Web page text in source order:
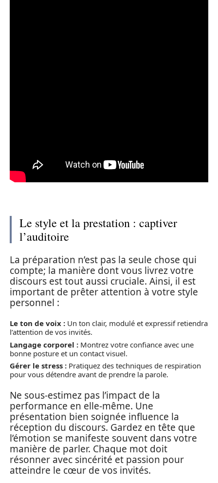
Le style et la prestation : captiver
l’auditoire
La préparation n’est pas la seule chose qui
compte; la manière dont vous livrez votre
discours est tout aussi cruciale. Ainsi, il est
important de prêter attention à votre style
personnel :
Le ton de voix : Un ton clair, modulé et expressif retiendra
l’attention de vos invités.
Langage corporel : Montrez votre confiance avec une
bonne posture et un contact visuel.
Gérer le stress : Pratiquez des techniques de respiration
pour vous détendre avant de prendre la parole.
Ne sous-estimez pas l’impact de la
performance en elle-même. Une
présentation bien soignée influence la
réception du discours. Gardez en tête que
l’émotion se manifeste souvent dans votre
manière de parler. Chaque mot doit
résonner avec sincérité et passion pour
atteindre le cœur de vos invités.